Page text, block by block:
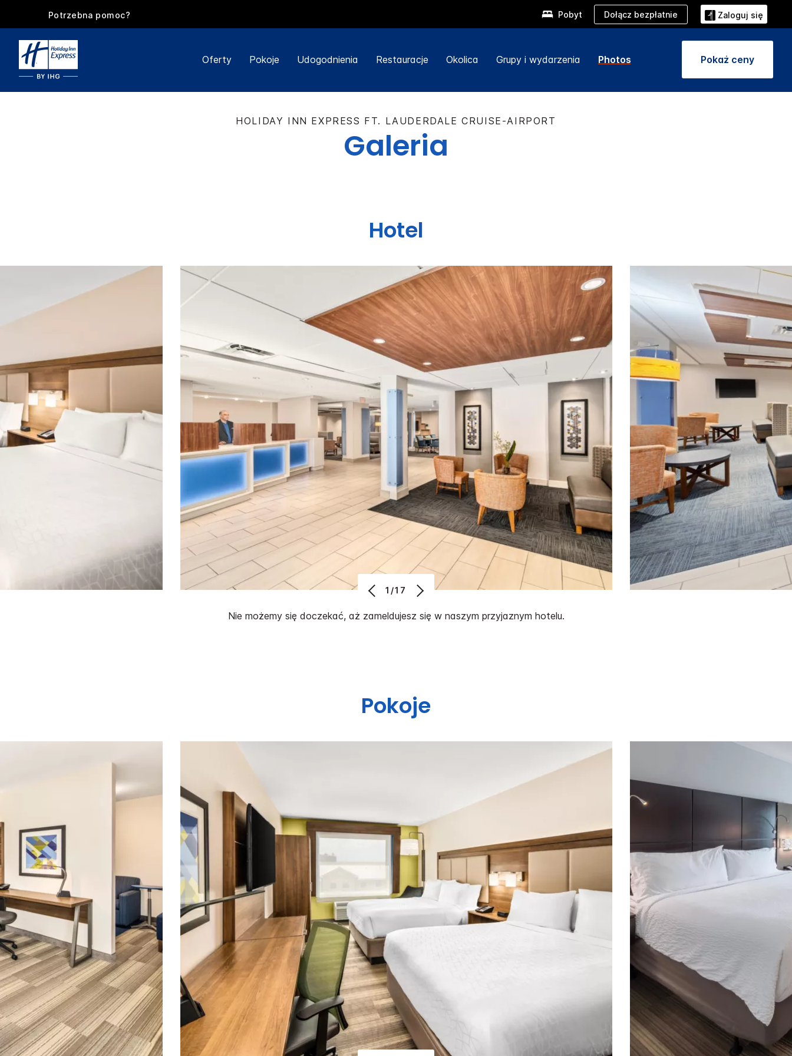
Potrzebna pomoc? Pobyt Dołącz bezpłatnie Zaloguj się
Oferty Pokoje Udogodnienia Restauracje Okolica Grupy i wydarzenia Photos Pokaż ceny
HOLIDAY INN EXPRESS FT. LAUDERDALE CRUISE-AIRPORT
Galeria
Hotel
Nie możemy się doczekać, aż zameldujesz się w naszym przyjaznym hotelu.
1/17
Pokoje